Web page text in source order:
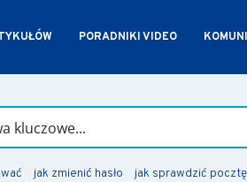
PORADNIKI VIDEO
jak zmienić hasło jak sprawdzić pocztę